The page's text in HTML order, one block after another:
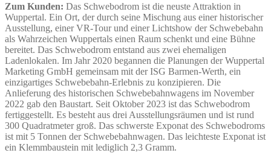
Zum Kunden: Das Schwebodrom ist die neuste Attraktion in
Wuppertal. Ein Ort, der durch seine Mischung aus einer historischer
Ausstellung, einer VR-Tour und einer Lichtshow der Schwebebahn
als Wahrzeichen Wuppertals einen Raum schenkt und eine Bühne
bereitet. Das Schwebodrom entstand aus zwei ehemaligen
Ladenlokalen. Im Jahr 2020 begannen die Planungen der Wuppertal
Marketing GmbH gemeinsam mit der ISG Barmen-Werth, ein
einzigartiges Schwebebahn-Erlebnis zu konzipieren. Die
Anlieferung des historischen Schwebebahnwagens im November
2022 gab den Baustart. Seit Oktober 2023 ist das Schwebodrom
fertiggestellt. Es besteht aus drei Ausstellungsräumen und ist rund
300 Quadratmeter groß. Das schwerste Exponat des Schwebodroms
ist mit 5 Tonnen der Schwebebahnwagen. Das leichteste Exponat ist
ein Klemmbaustein mit lediglich 2,3 Gramm.